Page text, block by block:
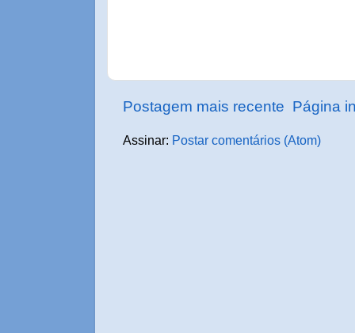
Postagem mais recente Página
Assinar: Postar comentários (Atom)